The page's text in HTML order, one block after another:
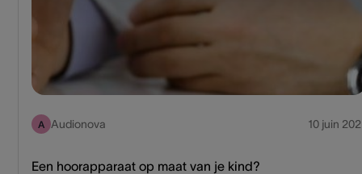
A Audionova 10 juin
Een hoorapparaat op maat van je kind?